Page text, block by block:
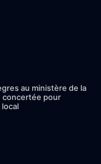
au ministère de la
concertée pour